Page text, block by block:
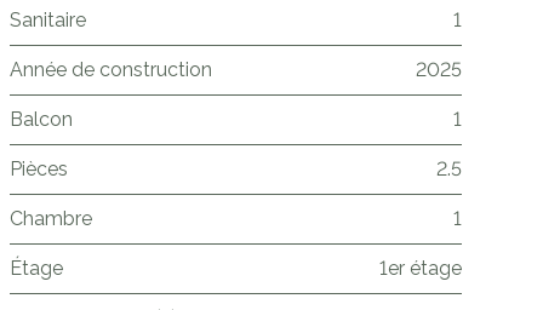
Sanitaire 1
Année de construction 2025
Balcon 1
Pièces 2.5
Chambre 1
Étage 1er étage